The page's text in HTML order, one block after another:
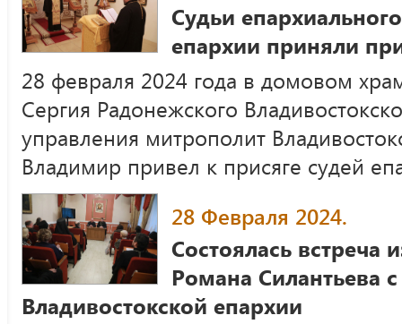
Судьи
епархии приняли
28 февраля 2024 года в домовом
Сергия Радонежского
управления митрополит
Владимир привел к присяге судей
28 Февраля 2024.
Состоялась встреча
Романа Силантьева
Владивостокской епархии